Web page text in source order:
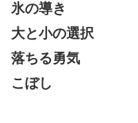
氷の導き
大と小の選択
落ちる勇気
こぼし